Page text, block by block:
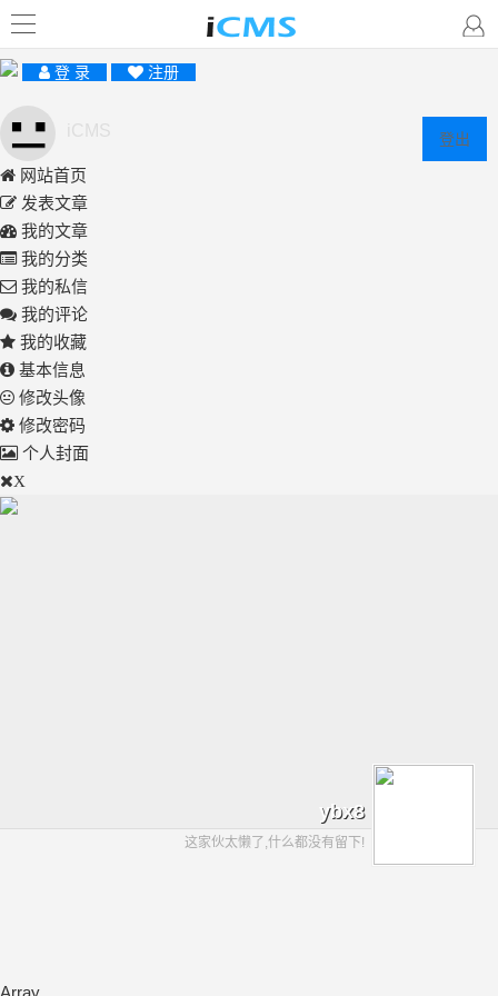
登 录 注册
登出
网站首页
发表文章
我的文章
我的分类
我的私信
我的评论
我的收藏
基本信息
修改头像
修改密码
个人封面
X
ybx8
这家伙太懒了,什么都没有留下!
Array